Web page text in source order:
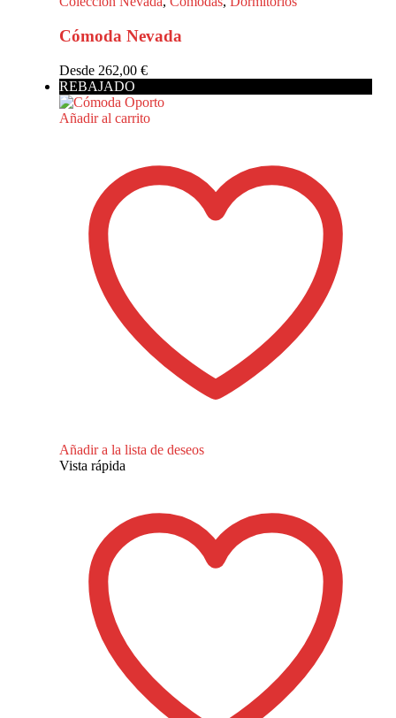
Cómoda Nevada
Desde 262,00€
REBAJADO
Añadir al carrito
Añadir a la lista de deseos
Vista rápida